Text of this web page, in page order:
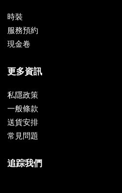
時裝
服務預約
現金卷
更多資訊
私隱政策
一般條款
送貨安排
常見問題
追踪我們